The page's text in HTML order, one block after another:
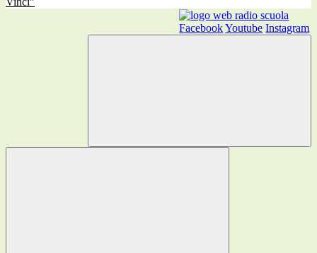
FacebookYoutube Instagram